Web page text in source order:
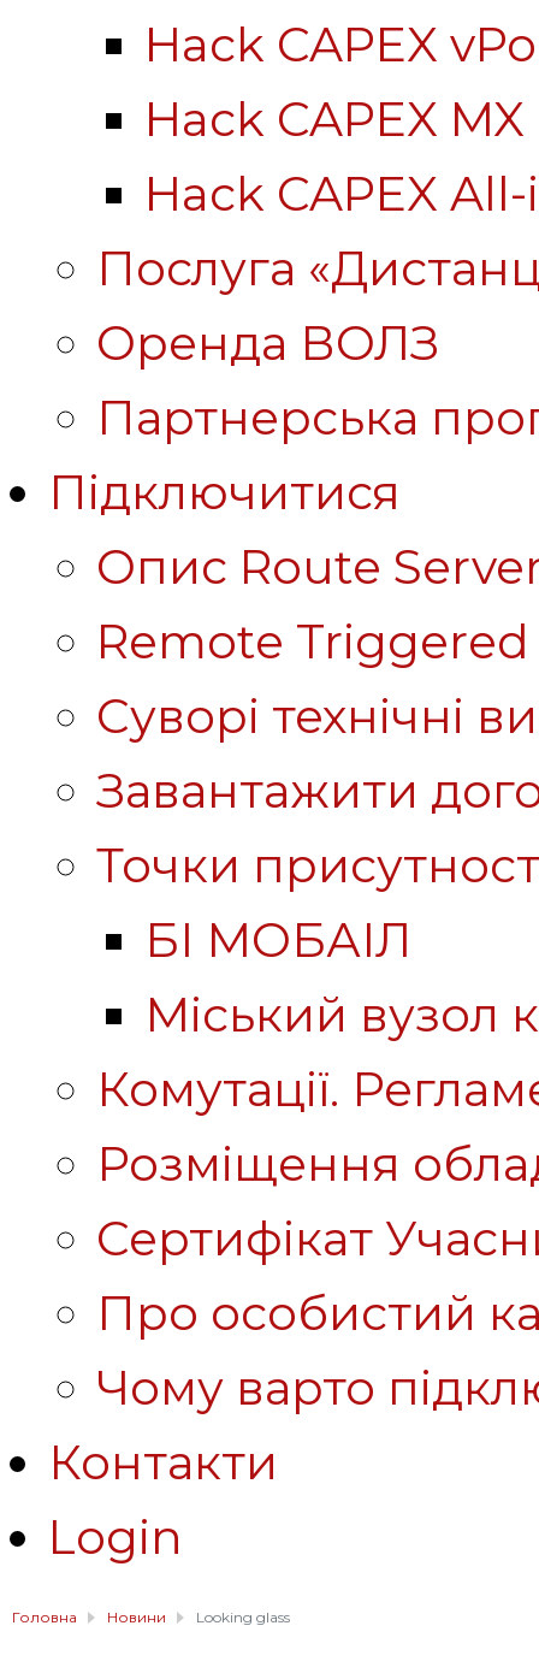
Hack CAPEX
Hack CAPEX MX
Hack CAPEX
Послуга
Оренда ВОЛЗ
Партнерська
Підключитися
Опис Route
Remote
Суворі технічні
Завантажити
Точки
БІ МОБАІЛ
Міський вузол
Комутації.
Розміщення
Сертифікат
Про особистий
Чому варто
Контакти
Login
Головна Новини Looking glass